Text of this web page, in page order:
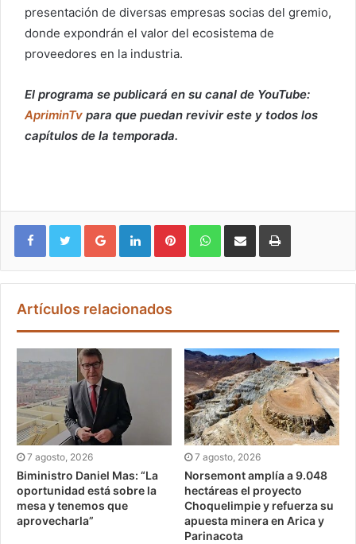
presentación de diversas empresas socias del gremio,
donde expondrán el valor del ecosistema de
proveedores en la industria.
El programa se publicará en su canal de YouTube:
ApriminTv para que puedan revivir este y todos los
capítulos de la temporada.
Google+ LinkedIn Pinterest WhatsApp
Artículos relacionados
7 agosto, 2026
Biministro Daniel Mas: “La
oportunidad está sobre la
mesa y tenemos que
aprovecharla”
7 agosto, 2026
Norsemont amplía a 9.048
hectáreas el proyecto
Choquelimpie y refuerza su
apuesta minera en Arica y
Parinacota